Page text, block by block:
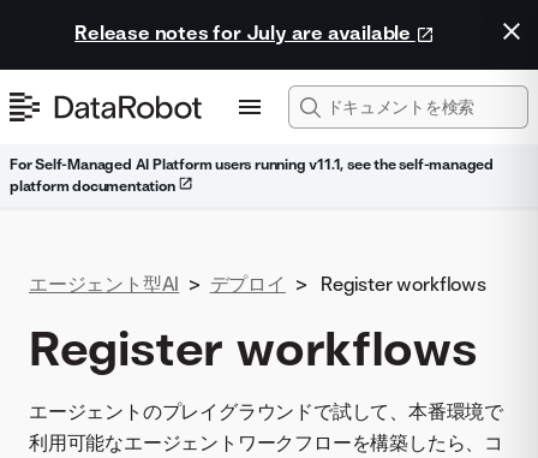
Release notes for July are available
For Self-Managed AI Platform users running v11.1, see the self-managed
platform documentation
エージェント型AI > デプロイ > Register workflows
Register workflows
エージェントのプレイグラウンドで試して、本番環境で
利用可能なエージェントワークフローを構築したら、コ